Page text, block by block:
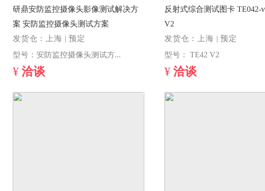
研鼎安防监控摄像头影像测试解决方
案 安防监控摄像头测试方案
发货仓：上海 | 预定
型号：安防监控摄像头测试方案
¥ 洽谈
反射式综合测试图卡 TE042-v2
V2
发货仓：上海 | 预定
型号： TE42 V2
¥ 洽谈